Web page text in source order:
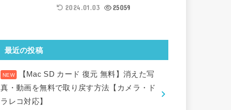
2024.01.03
25059
最近の投稿
【Mac SD カード 復元 無料】消えた写
真・動画を無料で取り戻す方法【カメラ・ド
ラレコ対応】